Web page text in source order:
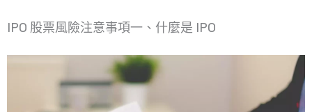
IPO 股票風險注意事項一、什麼是 IPO